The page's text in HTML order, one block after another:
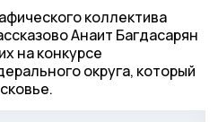
коллектива
Анаит Багдасарян
на конкурсе
округа, который